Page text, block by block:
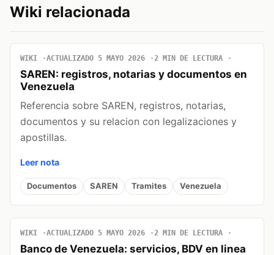
Wiki relacionada
WIKI ACTUALIZADO 5 MAYO 2026 2 MIN DE LECTURA
SAREN: registros, notarias y documentos en
Venezuela
Referencia sobre SAREN, registros, notarias,
documentos y su relacion con legalizaciones y
apostillas.
Leer nota
Documentos SAREN Tramites Venezuela
WIKI ACTUALIZADO 5 MAYO 2026 2 MIN DE LECTURA
Banco de Venezuela: servicios, BDV en linea